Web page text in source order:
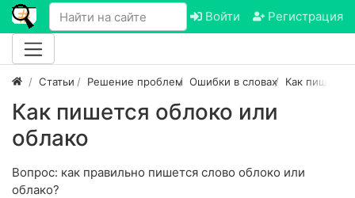
Войти Регистрация
Статьи Решение проблем Ошибки в словах Как пишется
Как пишется облоко или
облако
Вопрос: как правильно пишется слово облоко или
облако?